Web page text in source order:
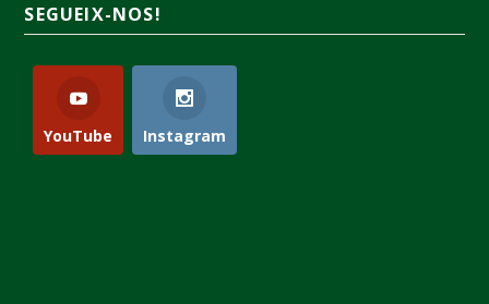
SEGUEIX-NOS!
YouTube Instagram